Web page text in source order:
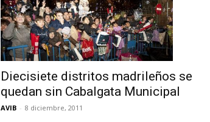
Diecisiete distritos madrileños se
quedan sin Cabalgata Municipal
AVIB - 8 diciembre, 2011